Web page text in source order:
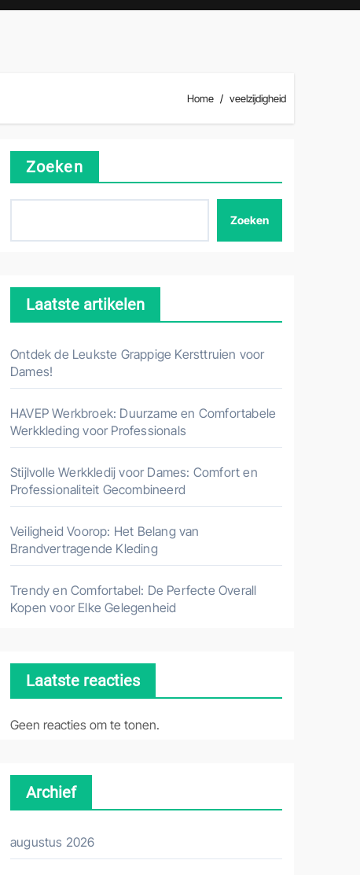
Home veelzijdigheid
Zoeken
Zoeken
Laatste artikelen
Ontdek de Leukste Grappige Kersttruien voor
Dames!
HAVEP Werkbroek: Duurzame en Comfortabele
Werkkleding voor Professionals
Stijlvolle Werkkledij voor Dames: Comfort en
Professionaliteit Gecombineerd
Veiligheid Voorop: Het Belang van
Brandvertragende Kleding
Trendy en Comfortabel: De Perfecte Overall
Kopen voor Elke Gelegenheid
Laatste reacties
Geen reacties om te tonen.
Archief
augustus 2026